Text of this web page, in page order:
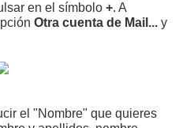
en el símbolo +. A
Otra cuenta de Mail... y
el "Nombre" que quieres